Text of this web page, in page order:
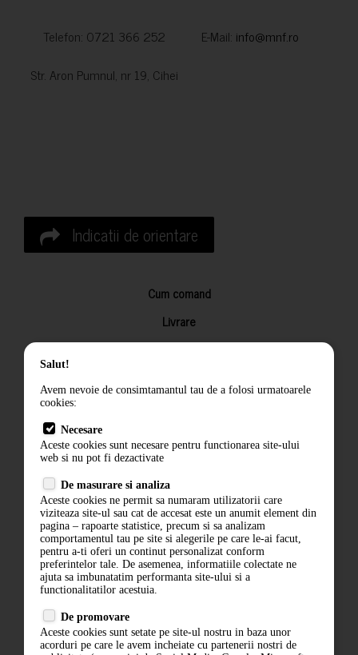
Telefon: 0721 366 252 E-Mail: info@mnf.ro
Str. Aron Pumnul, nr 19, Cihei
Indicatii de orientare
Cum comand
Livrare
Returnarea produselor
Termeni si conditii
Politica de confidentialitate
ANPC
ABONARE LA NEWSLETTER
Salut!
Avem nevoie de consimtamantul tau de a folosi urmatoarele
cookies:
Necesare
Aceste cookies sunt necesare pentru functionarea site-ului
web si nu pot fi dezactivate
De masurare si analiza
Aceste cookies ne permit sa numaram utilizatorii care
viziteaza site-ul sau cat de accesat este un anumit element din
pagina – rapoarte statistice, precum si sa analizam
comportamentul tau pe site si alegerile pe care le-ai facut,
pentru a-ti oferi un continut personalizat conform
preferintelor tale. De asemenea, informatiile colectate ne
ajuta sa imbunatatim performanta site-ului si a
functionalitatilor acestuia.
De promovare
Aceste cookies sunt setate pe site-ul nostru in baza unor
acorduri pe care le avem incheiate cu partenerii nostri de